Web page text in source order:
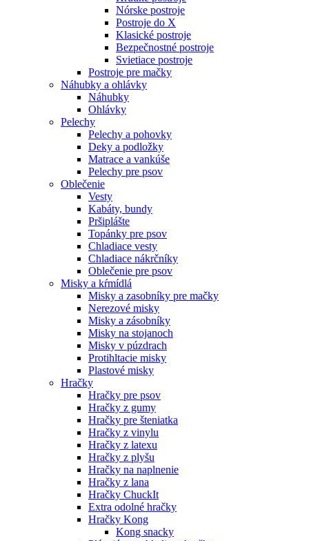
Nórske postroje
Postroje do X
Klasické postroje
Bezpečnostné postroje
Svietiace postroje
Postroje pre mačky
Náhubky a ohlávky
Náhubky
Ohlávky
Pelechy
Pelechy a pohovky
Deky a podložky
Matrace a vankúše
Pelechy pre psov
Oblečenie
Vesty
Kabáty, bundy
Pršiplášte
Topánky pre psov
Chladiace vesty
Chladiace nákrčníky
Oblečenie pre psov
Misky a kŕmídlá
Misky a zasobníky pre mačky
Nerezové misky
Misky a zásobníky
Misky na stojanoch
Misky v púzdrach
Protihltacie misky
Plastové misky
Hračky
Hračky pre psov
Hračky z gumy
Hračky pre šteniatka
Hračky z vinylu
Hračky z latexu
Hračky z plyšu
Hračky na naplnenie
Hračky z lana
Hračky ChuckIt
Extra odolné hračky
Hračky Kong
Kong snacky